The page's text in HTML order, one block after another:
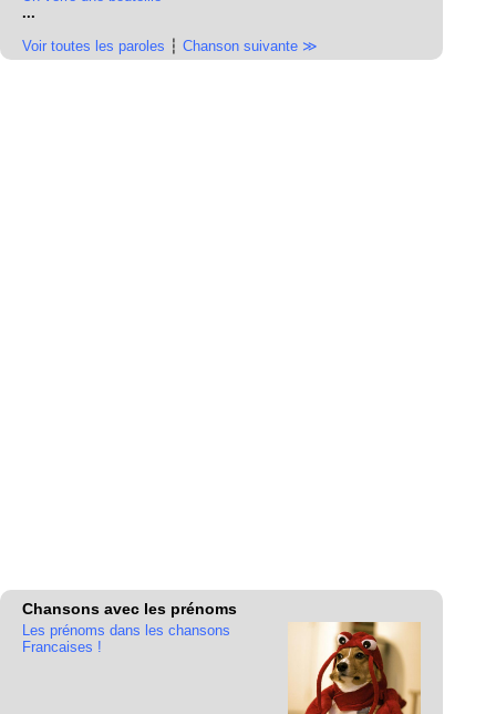
...
Voir toutes les paroles ┆ Chanson suivante ≫
Chansons avec les prénoms
Les prénoms dans les chansons
Francaises !